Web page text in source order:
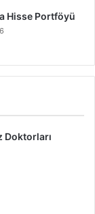
Hisse Portföyü
Doktorları